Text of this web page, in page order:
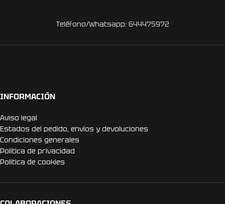
Teléfono/Whatsapp: 644475972
INFORMACIÓN
Aviso legal
Estados del pedido, envíos y devoluciones
Condiciones generales
Politica de privacidad
Politica de cookies